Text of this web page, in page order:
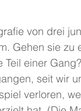
von drei
Gehen sie
Teil einer Gang?
seit wir
verloren,